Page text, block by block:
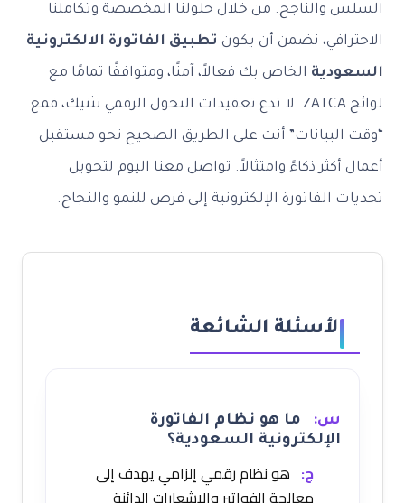
السلس والناجح. من خلال حلولنا المخصصة وتكاملنا
الاحترافي، نضمن أن يكون تطبيق الفاتورة الالكترونية
السعودية الخاص بك فعالاً، آمنًا، ومتوافقًا تمامًا مع
لوائح ZATCA. لا تدع تعقيدات التحول الرقمي تثنيك، فمع
“وقت البيانات” أنت على الطريق الصحيح نحو مستقبل
أعمال أكثر ذكاءً وامتثالاً. تواصل معنا اليوم لتحويل
تحديات الفاتورة الإلكترونية إلى فرص للنمو والنجاح.
الأسئلة الشائعة
س:
ما هو نظام الفاتورة
الإلكترونية السعودية؟
ج: هو نظام رقمي إلزامي يهدف إلى
معالجة الفواتير والإشعارات الدائنة